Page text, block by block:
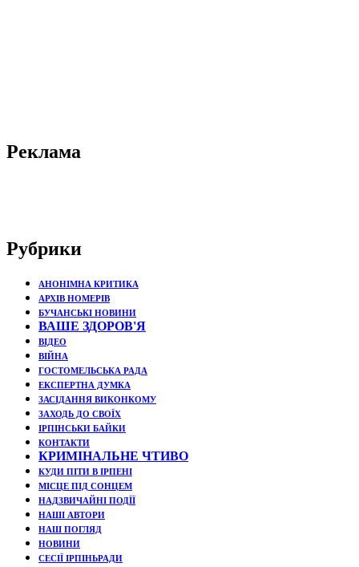
Реклама
Рубрики
АНОНІМНА КРИТИКА
АРХІВ НОМЕРІВ
БУЧАНСЬКІ НОВИНИ
ВАШЕ ЗДОРОВ'Я
ВІДЕО
ВІЙНА
ГОСТОМЕЛЬСЬКА РАДА
ЕКСПЕРТНА ДУМКА
ЗАСІДАННЯ ВИКОНКОМУ
ЗАХОДЬ ДО СВОЇХ
ІРПІНСЬКИ БАЙКИ
КОНТАКТИ
КРИМІНАЛЬНЕ ЧТИВО
КУДИ ПІТИ В ІРПЕНІ
МІСЦЕ ПІД СОНЦЕМ
НАДЗВИЧАЙНІ ПОДЇЇ
НАШІ АВТОРИ
НАШ ПОГЛЯД
НОВИНИ
СЕСІЇ ІРПІНЬРАДИ